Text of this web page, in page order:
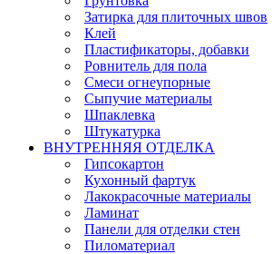
Затирка для плиточных швов
Клей
Пластификаторы, добавки
Ровнитель для пола
Смеси огнеупорные
Сыпучие материалы
Шпаклевка
Штукатурка
ВНУТРЕННЯЯ ОТДЕЛКА
Гипсокартон
Кухонный фартук
Лакокрасочные материалы
Ламинат
Панели для отделки стен
Пиломатериал